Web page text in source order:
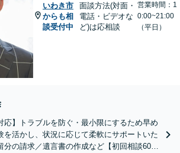
いわき市
からも相
談受付中
面談方法(対面・
電話・ビデオな
ど)は応相談
営業時間：1
0:00~21:00
（平日）
応】トラブルを防ぐ・最小限にするため早め
を活かし、状況に応じて柔軟にサポートいた
分の請求／遺言書の作成など【初回相談60分